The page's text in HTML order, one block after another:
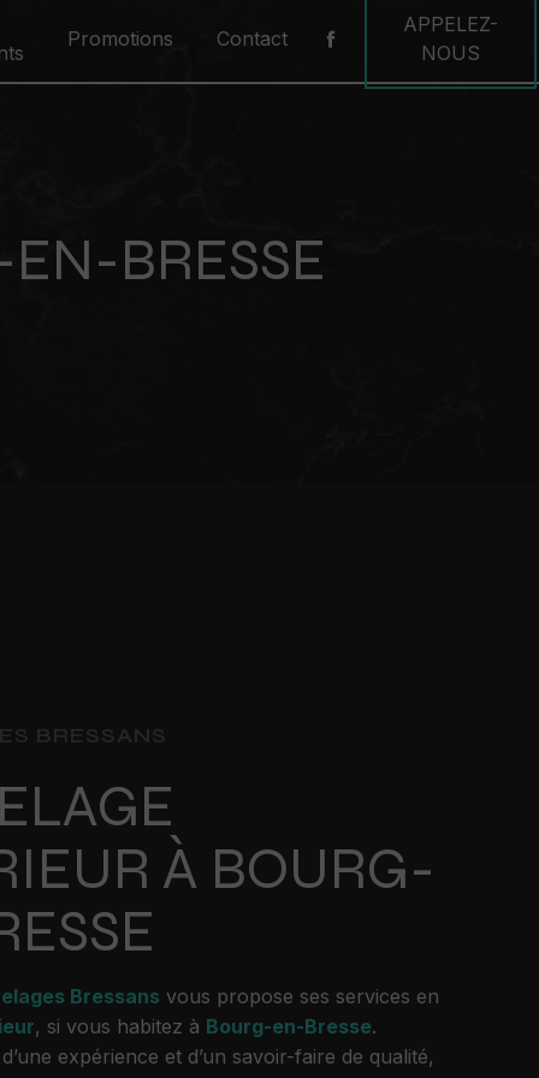
Promotions Contact
APPELEZ-
NOUS
BRESSE
BRESSANS
À BOURG-
Bressans vous propose ses services en
, si vous habitez à Bourg-en-Bresse.
expérience et d’un savoir-faire de qualité,